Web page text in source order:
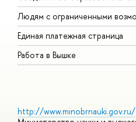
Людям с ограниченными
Единая платежная страница
Работа в Вышке
http://www.minobrnauki.gov.ru/